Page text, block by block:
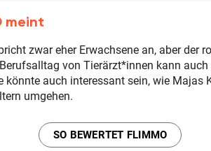
meint
zwar eher Erwachsene an, aber der
von Tierärzt*innen kann auch
könnte auch interessant sein, wie Majas
umgehen.
SO BEWERTET FLIMMO